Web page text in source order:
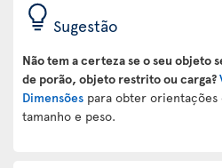
Sugestão
Não tem a certeza se o seu objeto
de porão, objeto restrito ou carga?
Dimensões para obter
tamanho e peso.